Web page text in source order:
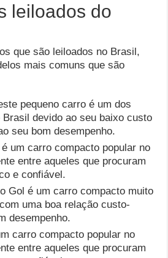
leiloados do
que são leiloados no Brasil,
mais comuns que são
pequeno carro é um dos
devido ao seu baixo custo
seu bom desempenho.
um carro compacto popular no
entre aqueles que procuram
e confiável.
Gol é um carro compacto muito
uma boa relação custo-
desempenho.
carro compacto popular no
entre aqueles que procuram